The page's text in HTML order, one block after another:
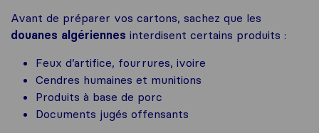
Avant de préparer vos cartons, sachez que les
douanes algériennes interdisent certains produits :
Feux d’artifice, fourrures, ivoire
Cendres humaines et munitions
Produits à base de porc
Documents jugés offensants